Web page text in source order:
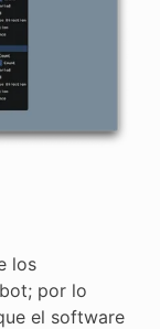
los
por lo
el software